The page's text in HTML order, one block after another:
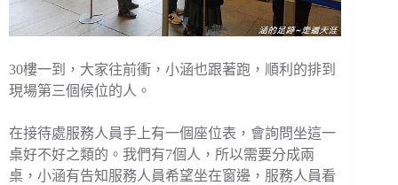
30樓一到，大家往前衝，小涵也跟著跑，順利的排到
現場第三個候位的人。
在接待處服務人員手上有一個座位表，會詢問坐這一
桌好不好之類的。我們有7個人，所以需要分成兩
桌，小涵有告知服務人員希望坐在窗邊，服務人員看